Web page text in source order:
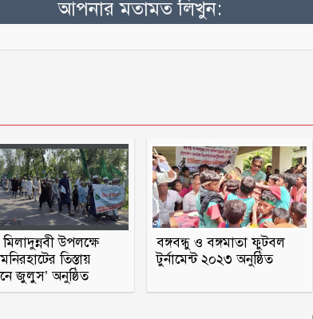
আপনার মতামত লিখুন:
উপলক্ষে
তিস্তায়
জুলুস’ অনুষ্ঠিত
বঙ্গবন্ধু ও বঙ্গমাতা ফুটবল
টুর্নামেন্ট ২০২৩ অনুষ্ঠিত